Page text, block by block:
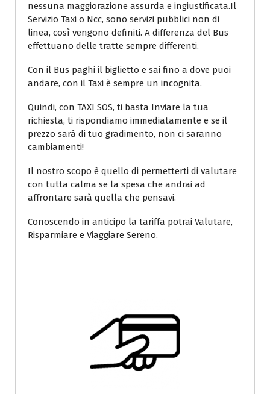
nessuna maggiorazione assurda e ingiustificata.Il
Servizio Taxi o Ncc, sono servizi pubblici non di
linea, così vengono definiti. A differenza del Bus
effettuano delle tratte sempre differenti.
Con il Bus paghi il biglietto e sai fino a dove puoi
andare, con il Taxi è sempre un incognita.
Quindi, con TAXI SOS, ti basta Inviare la tua
richiesta, ti rispondiamo immediatamente e se il
prezzo sarà di tuo gradimento, non ci saranno
cambiamenti!
Il nostro scopo è quello di permetterti di valutare
con tutta calma se la spesa che andrai ad
affrontare sarà quella che pensavi.
Conoscendo in anticipo la tariffa potrai Valutare,
Risparmiare e Viaggiare Sereno.